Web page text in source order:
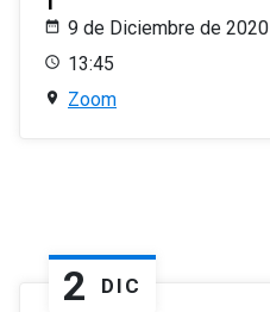
9 de Diciembre de 2020
13:45
Zoom
2 DIC